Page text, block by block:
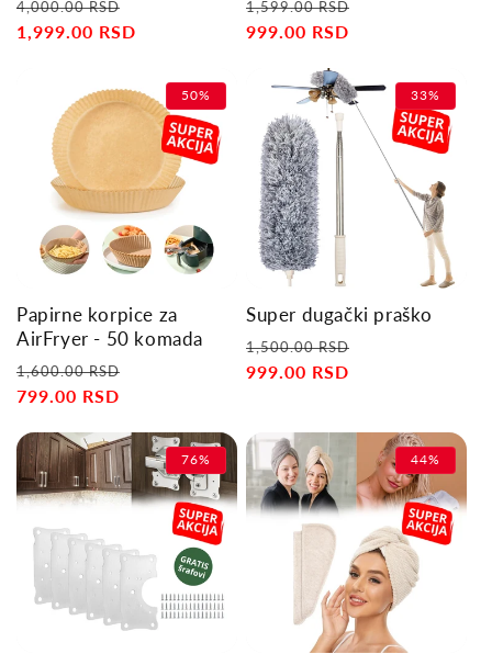
Regular
price
4,000.00 RSD
price
1,999.00 RSD
Regular
price
1,599.00 RSD
999.00 RSD
50%
Papirne korpice za
AirFryer - 50 komada
Regular
price
1,600.00 RSD
799.00 RSD
33%
Super dugački praško
Regular
price
1,500.00 RSD
999.00 RSD
76% 44%